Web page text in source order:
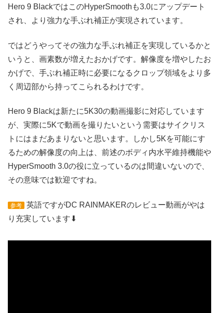
Hero 9 BlackではこのHyperSmoothも3.0にアップデート
され、より強力な手ぶれ補正が実現されています。
ではどうやってその強力な手ぶれ補正を実現しているかと
いうと、画素数が増えたおかげです。解像度を増やしたお
かげで、手ぶれ補正時に必要になるクロップ領域をより多
く周辺部から持ってこられるわけです。
Hero 9 Blackは新たに5K30の動画撮影に対応しています
が、実際に5Kで動画を撮りたいという需要はサイクリス
トにはまだあまりないと思います。しかし5Kを可能にす
るための解像度の向上は、前述のボディ内水平維持機能や
HyperSmooth 3.0の役に立っているのは間違いないので、
その意味では歓迎ですね。
参考
英語ですがDC RAINMAKERのレビュー動画がやは
り充実しています⬇